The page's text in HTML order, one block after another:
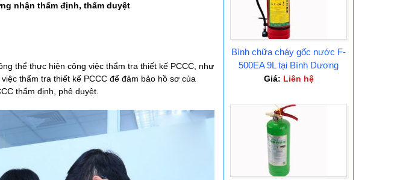
nhận thẩm định, thẩm duyệt
thể thực hiện công việc thẩm tra thiết kế PCCC, như
thẩm tra thiết kế PCCC để đảm bảo hồ sơ của
thẩm định, phê duyệt.
Bình chữa cháy gốc nước F-
500EA 9L tại Bình Dương
Giá: Liên hệ